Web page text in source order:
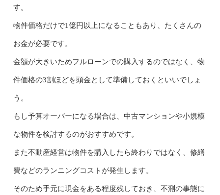
す。
物件価格だけで1億円以上になることもあり、たくさんの
お金が必要です。
金額が大きいためフルローンでの購入するのではなく、物
件価格の3割ほどを頭金として準備しておくといいでしょ
う。
もし予算オーバーになる場合は、中古マンションや小規模
な物件を検討するのがおすすめです。
また不動産経営は物件を購入したら終わりではなく、修繕
費などのランニングコストが発生します。
そのため手元に現金をある程度残しておき、不測の事態に